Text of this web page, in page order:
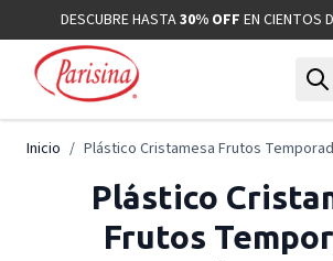
Ir al contenidoDESCUBRE HASTA30% OFF EN CIENTOS
Inicio / Plástico Cristamesa Frutos
Plástico
Frutos